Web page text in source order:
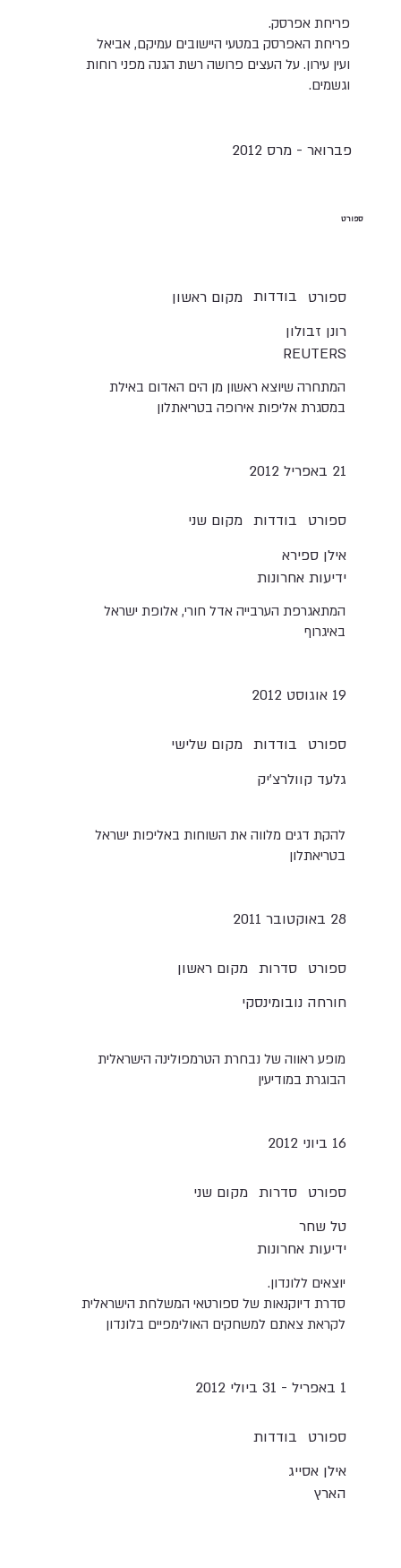
פריחת אפרסק.
פריחת האפרסק במטעי היישובים עמיקם, אביאל
ועין עירון. על העצים פרושה רשת הגנה מפני רוחות
וגשמים.
פברואר - מרס 2012
ספורט
מקום ראשון בודדות
ספורט
רונן זבולון
REUTERS
המתחרה שיוצא ראשון מן הים האדום באילת
במסגרת אליפות אירופה בטריאתלון
21 באפריל 2012
מקום שני בודדות
ספורט
אילן ספירא
ידיעות אחרונות
המתאגרפת הערבייה אדל חורי, אלופת ישראל
באיגרוף
19 אוגוסט 2012
מקום שלישי בודדות
ספורט
גלעד קוולרצ'יק
להקת דגים מלווה את השוחות באליפות ישראל
בטריאתלון
28 ‎באוקטובר 2011
מקום ראשון סדרות ספורט
חורחה נובומינסקי
מופע ראווה של נבחרת הטרמפולינה הישראלית
הבוגרת במודיעין
16 ביוני 2012
מקום שני סדרות ספורט
טל שחר
ידיעות אחרונות
יוצאים ללונדון.
סדרת דיוקנאות של ספורטאי המשלחת הישראלית
לקראת צאתם למשחקים האולימפיים בלונדון
1 באפריל - 31 ביולי 2012
בודדות
ספורט
אילן אסייג
הארץ